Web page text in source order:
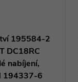
195584-2
DC18RC
nabíjení,
194337-6